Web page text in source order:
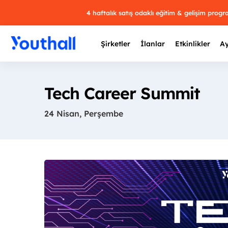
4 haftalık satış odaklı eğitim & gelişim
Şirketler İlanlar Etkinlikler
Tech Career Summit
24 Nisan, Perşembe